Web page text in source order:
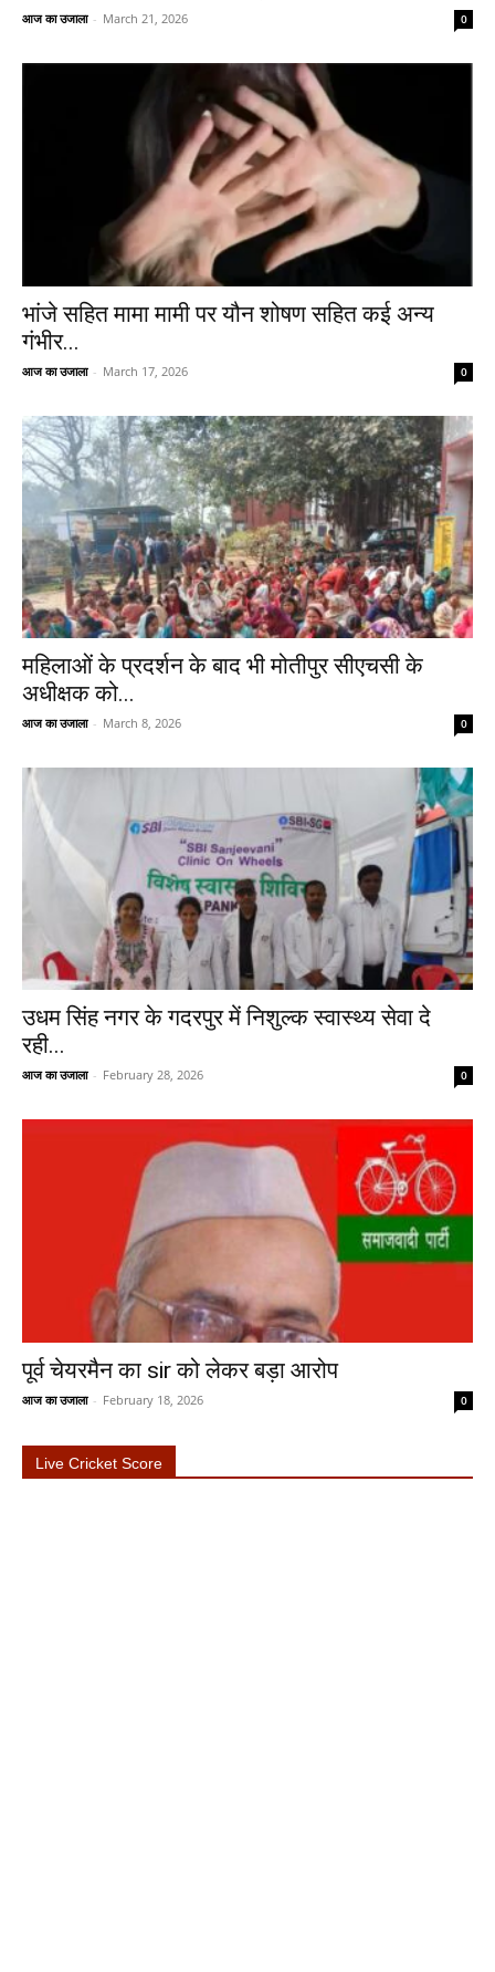
आज का उजाला - March 21, 2026 0
भांजे सहित मामा मामी पर यौन शोषण सहित कई अन्य
गंभीर...
आज का उजाला - March 17, 2026 0
महिलाओं के प्रदर्शन के बाद भी मोतीपुर सीएचसी के
अधीक्षक को...
आज का उजाला - March 8, 2026 0
उधम सिंह नगर के गदरपुर में निशुल्क स्वास्थ्य सेवा दे
रही...
आज का उजाला - February 28, 2026 0
पूर्व चेयरमैन का sir को लेकर बड़ा आरोप
आज का उजाला - February 18, 2026 0
Live Cricket Score